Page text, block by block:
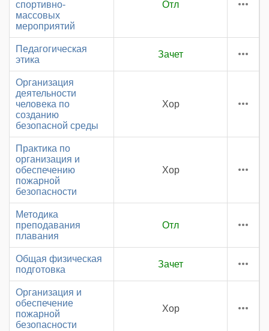
спортивно-
массовых
мероприятий
Отл
Педагогическая
этика
Зачет
Организация
деятельности
человека по
созданию
безопасной среды
Хор
Практика по
организация и
обеспечению
пожарной
безопасности
Хор
Методика
преподавания
плавания
Отл
Общая физическая
подготовка
Зачет
Организация и
обеспечение
пожарной
безопасности
Хор